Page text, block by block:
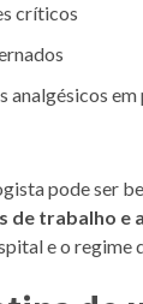
críticos
analgésicos
pode ser
de trabalho e
e o regime